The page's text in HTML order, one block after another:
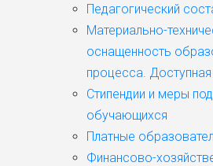
Педагогический
Материально-
оснащенность
процесса.
Стипендии и меры
обучающихся
Платные
Финансово-